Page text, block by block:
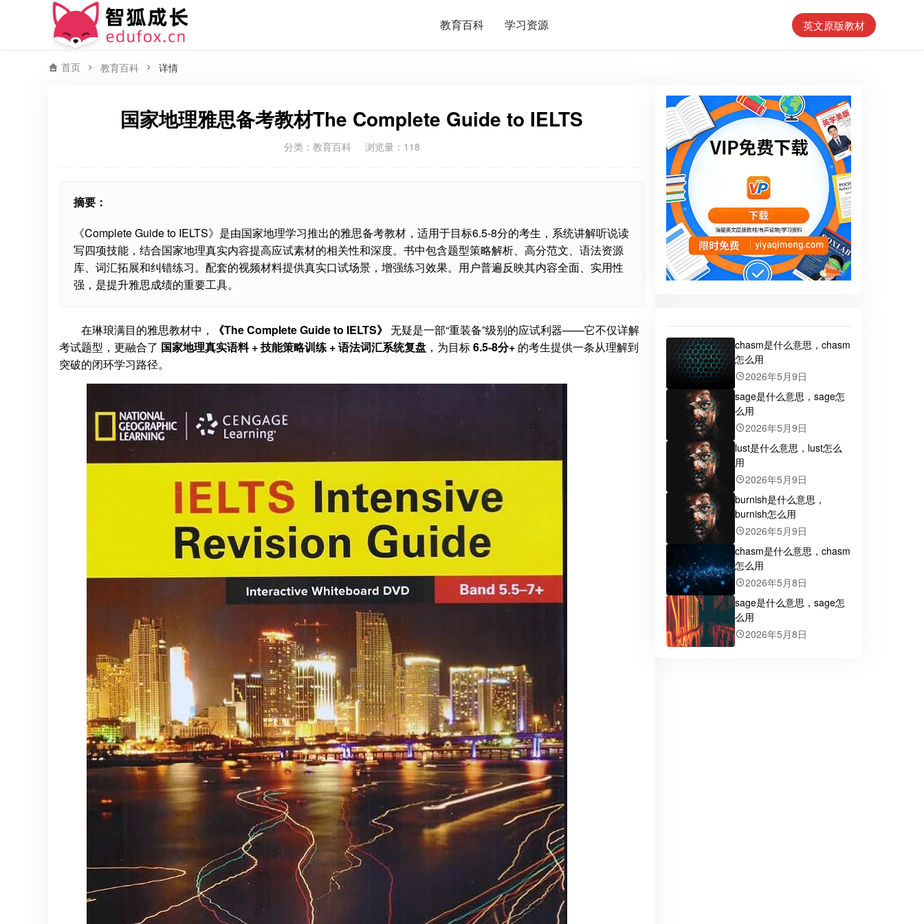
教育百科 学习资源 英文原版教材
首页 教育百科 详情
国家地理雅思备考教材The Complete Guide to IELTS
分类： 教育百科 浏览量：118
摘要：
《Complete Guide to IELTS》是由国家地理学习推出的雅思备考教材，适用于目标6.5-8分的考生，系统讲解听说读
写四项技能，结合国家地理真实内容提高应试素材的相关性和深度。书中包含题型策略解析、高分范文、语法资源
库、词汇拓展和纠错练习。配套的视频材料提供真实口试场景，增强练习效果。用户普遍反映其内容全面、实用性
强，是提升雅思成绩的重要工具。
在琳琅满目的雅思教材中， 《The Complete Guide to IELTS》 无疑是一部“重装备”级别的应试利器——它不仅详解
考试题型，更融合了 国家地理真实语料 + 技能策略训练 + 语法词汇系统复盘 ，为目标6.5-8分+ 的考生提供一条从理解到
突破的闭环学习路径。
chasm是什么意思，chasm
怎么用
2026年5月9日
sage是什么意思，sage怎
么用
2026年5月9日
lust是什么意思，lust怎么
用
2026年5月9日
burnish是什么意思，
burnish怎么用
2026年5月9日
chasm是什么意思，chasm
怎么用
2026年5月8日
sage是什么意思，sage怎
么用
2026年5月8日